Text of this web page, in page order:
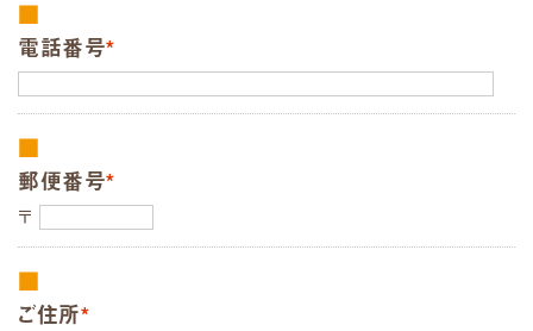
電話番号*
郵便番号*
〒
ご住所*